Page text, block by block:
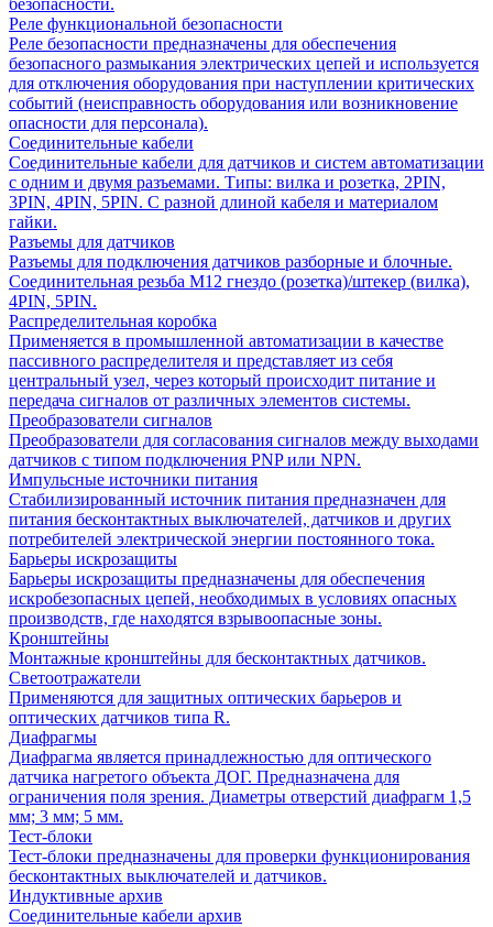
безопасности.
Реле функциональной безопасности
Реле безопасности предназначены для обеспечения
безопасного размыкания электрических цепей и используется
для отключения оборудования при наступлении критических
событий (неисправность оборудования или возникновение
опасности для персонала).
Соединительные кабели
Соединительные кабели для датчиков и систем автоматизации
с одним и двумя разъемами. Типы: вилка и розетка, 2PIN,
3PIN, 4PIN, 5PIN. С разной длиной кабеля и материалом
гайки.
Разъемы для датчиков
Разъемы для подключения датчиков разборные и блочные.
Соединительная резьба М12 гнездо (розетка)/штекер (вилка),
4PIN, 5PIN.
Распределительная коробка
Применяется в промышленной автоматизации в качестве
пассивного распределителя и представляет из себя
центральный узел, через который происходит питание и
передача сигналов от различных элементов системы.
Преобразователи сигналов
Преобразователи для согласования сигналов между выходами
датчиков с типом подключения PNP или NPN.
Импульсные источники питания
Стабилизированный источник питания предназначен для
питания бесконтактных выключателей, датчиков и других
потребителей электрической энергии постоянного тока.
Барьеры искрозащиты
Барьеры искрозащиты предназначены для обеспечения
искробезопасных цепей, необходимых в условиях опасных
производств, где находятся взрывоопасные зоны.
Кронштейны
Монтажные кронштейны для бесконтактных датчиков.
Светоотражатели
Применяются для защитных оптических барьеров и
оптических датчиков типа R.
Диафрагмы
Диафрагма является принадлежностью для оптического
датчика нагретого объекта ДОГ. Предназначена для
ограничения поля зрения. Диаметры отверстий диафрагм 1,5
мм; 3 мм; 5 мм.
Тест-блоки
Тест-блоки предназначены для проверки функционирования
бесконтактных выключателей и датчиков.
Индуктивные архив
Соединительные кабели архив